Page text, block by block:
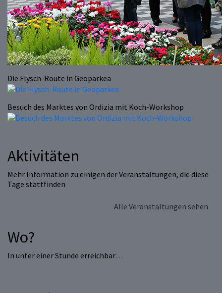
Die Flysch-Route in Geoparkea
Besuch des Marktes von Ordizia mit Koch-Workshop
Aktivitäten
Mehr Information zu einigen der Veranstaltungen, die diese
Tage stattfinden
Alle Veranstaltungen sehen
Wo?
In unter einer Stunde erreichbar…